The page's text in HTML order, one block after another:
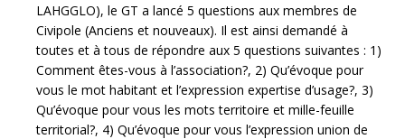
LAHGGLO), le GT a lancé 5 questions aux membres de
Civipole (Anciens et nouveaux). Il est ainsi demandé à
toutes et à tous de répondre aux 5 questions suivantes : 1)
Comment êtes-vous à l’association?, 2) Qu’évoque pour
vous le mot habitant et l’expression expertise d’usage?, 3)
Qu’évoque pour vous les mots territoire et mille-feuille
territorial?, 4) Qu’évoque pour vous l’expression union de